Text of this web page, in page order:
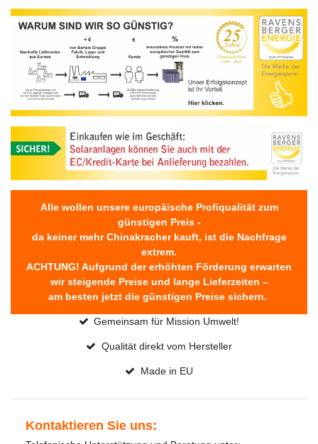
Alle wollen unsere europäische Profiqualität zum
günstigen Preis -
da keiner mehr Chinakracher kauft, ist die Nachfrage
extrem.
ACHTUNG! Aufgrund der erhöhten Förderung erwarten
wir steigende Preise und lange Lieferzeiten –
am besten jetzt die günstigen Preise sichern.
Gemeinsam für Mission Umwelt!
Qualität direkt vom Hersteller
Made in EU
Kontaktieren Sie uns: